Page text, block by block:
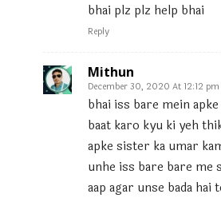
bhai plz plz help bhai
Reply
Mithun
December 30, 2020 At 12:12 pm
bhai iss bare mein
baat karo kyu ki yeh
apke sister ka umar
unhe iss bare bare me
aap agar unse bada hai